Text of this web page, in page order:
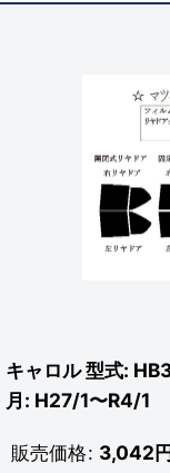
キャロル 型式:
月: H27/1〜R4/1
販売価格: 3,042